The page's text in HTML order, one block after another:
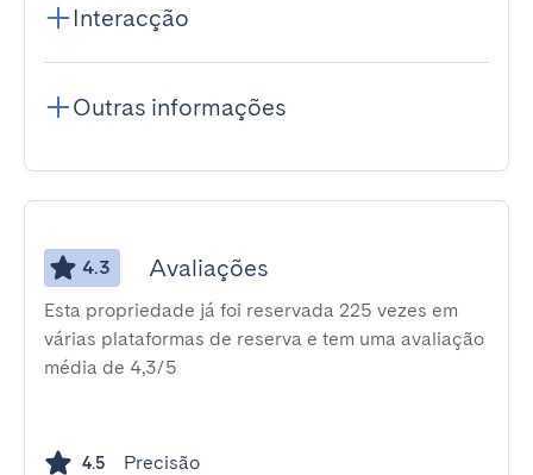
Interacção
Outras informações
4.3 Avaliações
Esta propriedade já foi reservada 225 vezes em
várias plataformas de reserva e tem uma avaliação
média de 4,3/5
4.5 Precisão